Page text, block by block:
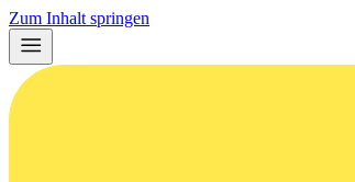
Zum Inhalt springen